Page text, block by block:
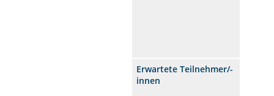
Erwartete Teilnehmer/-
innen